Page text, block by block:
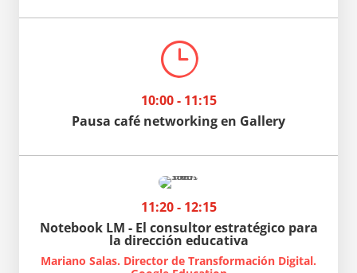
}
10:00 - 11:15
Pausa café networking en Gallery
11:20 - 12:15
Notebook LM - El consultor estratégico para
la dirección educativa
Mariano Salas. Director de Transformación Digital.